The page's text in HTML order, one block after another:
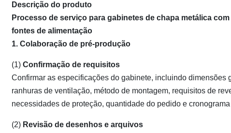
Descrição do produto
Processo de serviço para gabinetes de chapa metálica
fontes de alimentação
1. Colaboração de pré-produção
(1) Confirmação de requisitos
Confirmar as especificações do gabinete, incluindo
ranhuras de ventilação, método de montagem, requisitos de
necessidades de proteção, quantidade do pedido e
(2) Revisão de desenhos e arquivos